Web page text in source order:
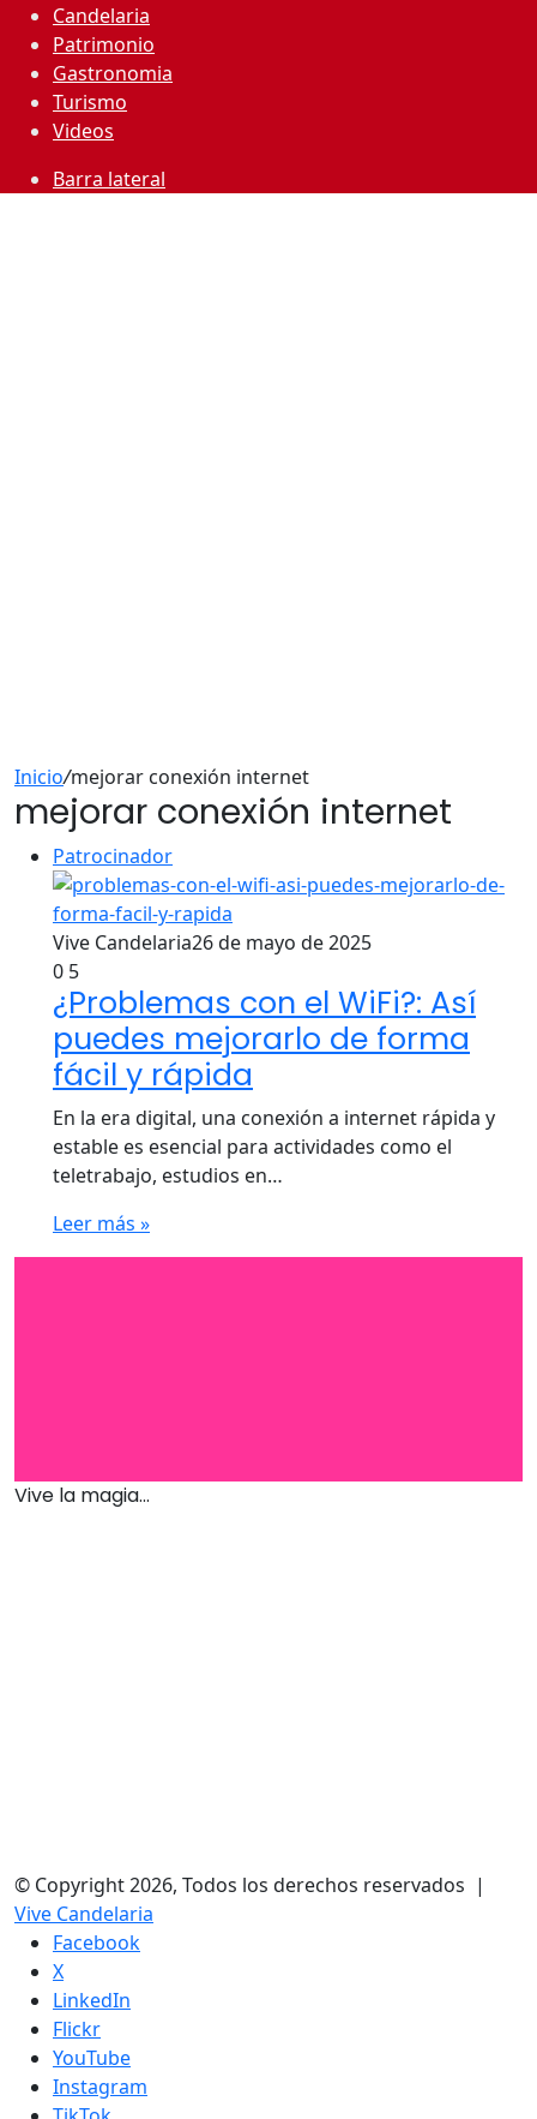
Candelaria
Patrimonio
Gastronomia
Turismo
Videos
Barra lateral
Inicio/mejorar conexión internet
mejorar conexión internet
Patrocinador
Vive Candelaria26 de mayo de 2025
0 5
¿Problemas con el WiFi?: Así
puedes mejorarlo de forma
fácil y rápida
En la era digital, una conexión a internet rápida y
estable es esencial para actividades como el
teletrabajo, estudios en…
Leer más »
Vive la magia...
© Copyright 2026, Todos los derechos reservados |
Vive Candelaria
Facebook
X
LinkedIn
Flickr
YouTube
Instagram